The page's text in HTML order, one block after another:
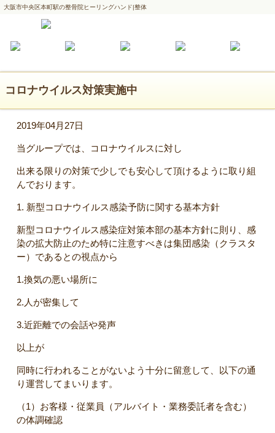
大阪市中央区本町駅の整骨院ヒーリングハンド|整体
コロナウイルス対策実施中
2019年04月27日
当グループでは、コロナウイルスに対し
出来る限りの対策で少しでも安心して頂けるように取り組
んでおります。
1. 新型コロナウイルス感染予防に関する基本方針
新型コロナウイルス感染症対策本部の基本方針に則り、感
染の拡大防止のため特に注意すべきは集団感染（クラスタ
ー）であるとの視点から
1.換気の悪い場所に
2. 人が密集して
3.近距離での会話や発声
以上が
同時に行われることがないよう十分に留意して、以下の通
り運営してまいります。
（1）お客様・従業員（アルバイト・業務委託者を含む）
の体調確認